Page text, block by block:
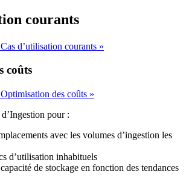
courants
d’utilisation courants »
coûts
des coûts »
pour :
avec les volumes d’ingestion les
d’utilisation inhabituels
de stockage en fonction des tendances